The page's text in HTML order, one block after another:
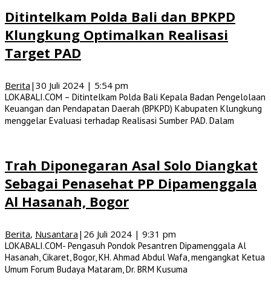
Ditintelkam Polda Bali dan BPKPD
Klungkung Optimalkan Realisasi
Target PAD
Berita | 30 Juli 2024 | 5:54 pm
LOKABALI.COM – Ditintelkam Polda Bali Kepala Badan Pengelolaan
Keuangan dan Pendapatan Daerah (BPKPD) Kabupaten Klungkung
menggelar Evaluasi terhadap Realisasi Sumber PAD. Dalam
Trah Diponegaran Asal Solo Diangkat
Sebagai Penasehat PP Dipamenggala
Al Hasanah, Bogor
Berita, Nusantara | 26 Juli 2024 | 9:31 pm
LOKABALI.COM- Pengasuh Pondok Pesantren Dipamenggala Al
Hasanah, Cikaret, Bogor, KH. Ahmad Abdul Wafa, mengangkat Ketua
Umum Forum Budaya Mataram, Dr. BRM Kusuma